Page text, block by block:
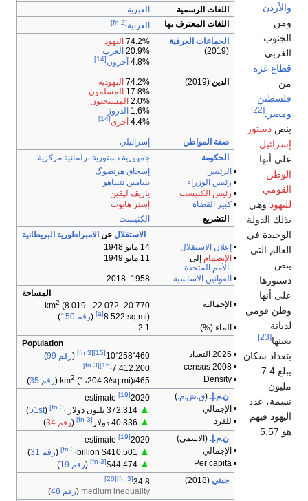
اللغات الرسمية
العبرية
اللغات المعترف بها
العربية[fn 2]
الجماعات العرقية
74.2% اليهود
20.9% العرب
4.8% آخرون[14]
(2019)
74.2% اليهودية
17.8% المسلمون
2.0% المسيحيون
1.6% الدروز
4.4% أخرى [14]
صفة المواطن
إسرائيلي
الحكومة
جمهورية دستورية برلمانية مركزية
الرئيس
إسحاق هرتصوگ
رئيس الوزراء
بنيامين نتنياهو
رئيس الكنيست
ياريڤ لـِڤين
•كبير القضاة
إستر هايوت
التشريع
الكنيست
الاستقلالعنالامبراطورية البريطانية
إعلان الاستقلال
•
الإنضمامإلى
الأمم المتحدة
القوانين الأساسية
1958–2018
المساحة
• الإجمالية
20.770–22.072 km
2(8.019–
8.522 sq mi)
[a]
(رقم 150
)
• الماء (%)
Population
• 2026 التعداد
10٬258٬460[15]
[fn 3]
(رقم 99
)
7.412.200
[16]
2(1،204.3/sq mi) ( رقم 35
)
ن.م.إ. (ق.ش.م.)
2020
[19]
estimate
• الإجمالي
(
51st
)
• للفرد
(رقم 34
)
ن.م.إ. (الاسمي) 2020
[19]
estimate
• الإجمالي
[fn 3]
(رقم 31
)
[fn 3]
(رقم 19
)
(2018)
[20]
medium inequality
(رقم 48
)
غزة
.
دستور
أنها
وهي
الدولة
في
التي
أنها
قومي
سكان
يبلغ 7.4
عدد
فيهم
هو 5.57